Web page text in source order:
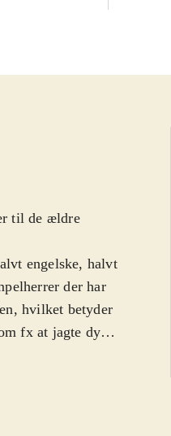
til de ældre
engelske, halvt
der har
hvilket betyder
fx at jagte dyr
Hele spillet